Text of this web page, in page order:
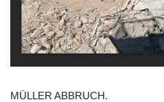
MÜLLER ABBRUCH.